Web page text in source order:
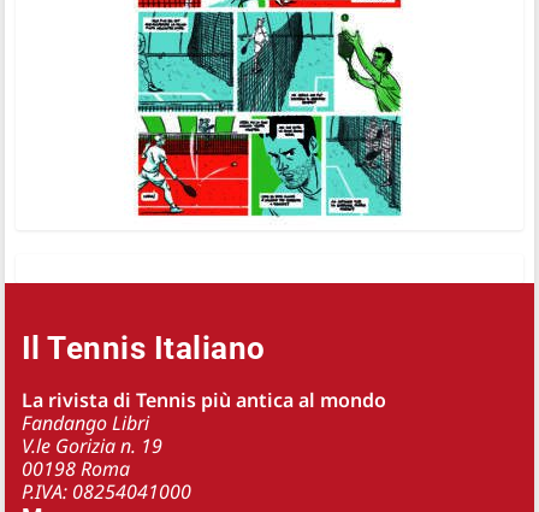
Il Tennis Italiano
La rivista di Tennis più antica al mondo
Fandango Libri
V.le Gorizia n. 19
00198 Roma
P.IVA: 08254041000